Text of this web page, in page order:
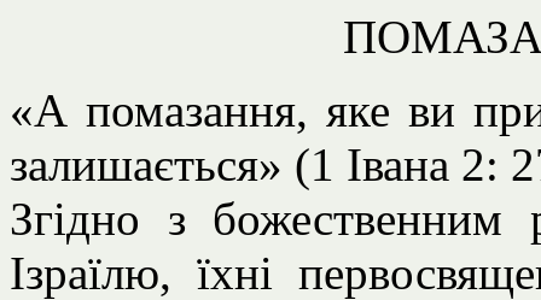
«А помазання, яке ви
залишається» (1 Івана 2:
Згідно з
Ізраїлю, їхні